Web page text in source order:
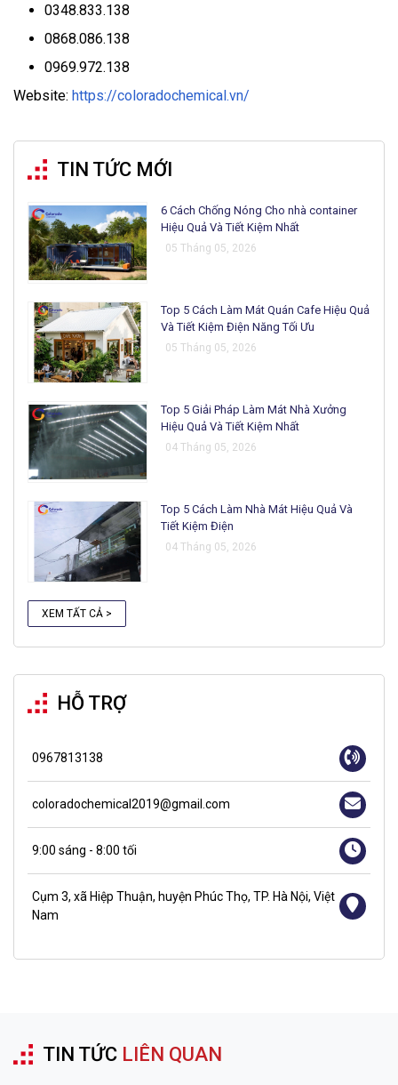
0348.833.138
0868.086.138
0969.972.138
Website: https://coloradochemical.vn/
TIN TỨC MỚI
6 Cách Chống Nóng Cho nhà container
Hiệu Quả Và Tiết Kiệm Nhất
05 Tháng 05, 2026
Top 5 Cách Làm Mát Quán Cafe Hiệu Quả
Và Tiết Kiệm Điện Năng Tối Ưu
05 Tháng 05, 2026
Top 5 Giải Pháp Làm Mát Nhà Xưởng
Hiệu Quả Và Tiết Kiệm Nhất
04 Tháng 05, 2026
Top 5 Cách Làm Nhà Mát Hiệu Quả Và
Tiết Kiệm Điện
04 Tháng 05, 2026
XEM TẤT CẢ >
HỖ TRỢ
0967813138
coloradochemical2019@gmail.com
9:00 sáng - 8:00 tối
Cụm 3, xã Hiệp Thuận, huyện Phúc Thọ, TP. Hà Nội, Việt
Nam
TIN TỨC LIÊN QUAN